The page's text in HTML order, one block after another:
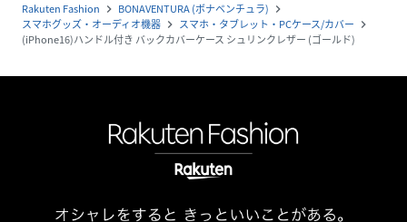
Rakuten Fashion navigate_next BONAVENTURA (ボナベンチュラ) navigate_next
スマホグッズ・オーディオ機器 navigate_next スマホ・タブレット・PCケース/カバー navigate_next
(iPhone16)ハンドル付き バックカバーケース シュリンクレザー (ゴールド)